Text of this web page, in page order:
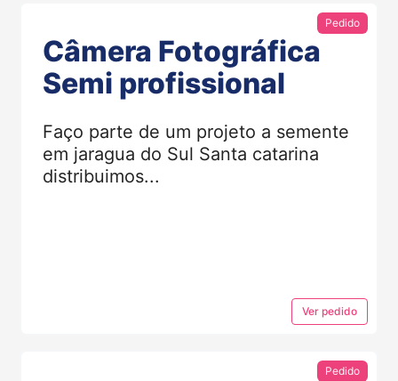
Pedido
Câmera Fotográfica
Semi profissional
Faço parte de um projeto a semente
em jaragua do Sul Santa catarina
distribuimos...
Ver pedido
Pedido